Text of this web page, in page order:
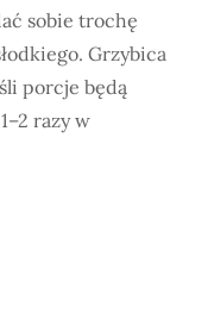
sobie trochę
Grzybica
porcje będą
razy w